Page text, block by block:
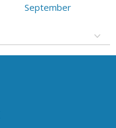
September